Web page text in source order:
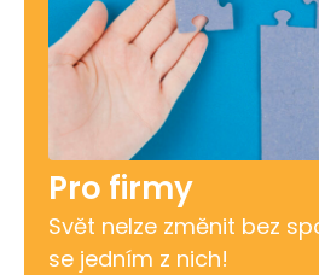
Pro firmy
Svět nelze změnit bez
se jedním z nich!